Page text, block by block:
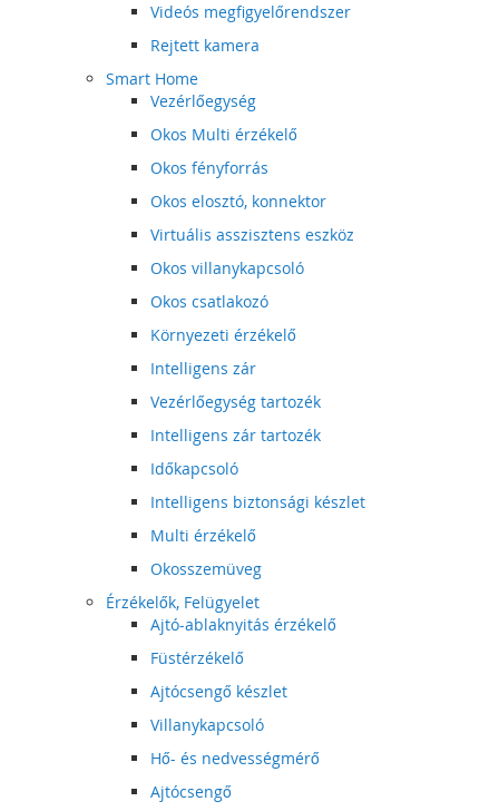
Videós megfigyelőrendszer
Rejtett kamera
Smart Home
Vezérlőegység
Okos Multi érzékelő
Okos fényforrás
Okos elosztó, konnektor
Virtuális asszisztens eszköz
Okos villanykapcsoló
Okos csatlakozó
Környezeti érzékelő
Intelligens zár
Vezérlőegység tartozék
Intelligens zár tartozék
Időkapcsoló
Intelligens biztonsági készlet
Multi érzékelő
Okosszemüveg
Érzékelők, Felügyelet
Ajtó-ablaknyitás érzékelő
Füstérzékelő
Ajtócsengő készlet
Villanykapcsoló
Hő- és nedvességmérő
Ajtócsengő